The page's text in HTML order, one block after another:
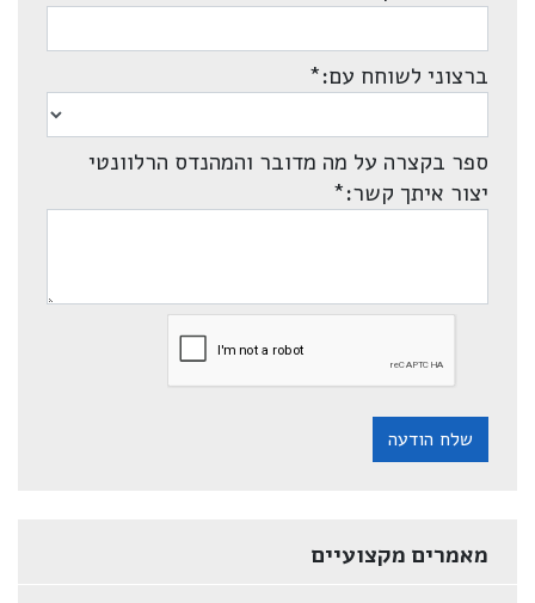
ברצוני לשוחח עם:*
ספר בקצרה על מה מדובר והמהנדס הרלוונטי
יצור איתך קשר:*
שלח הודעה
מאמרים מקצועיים